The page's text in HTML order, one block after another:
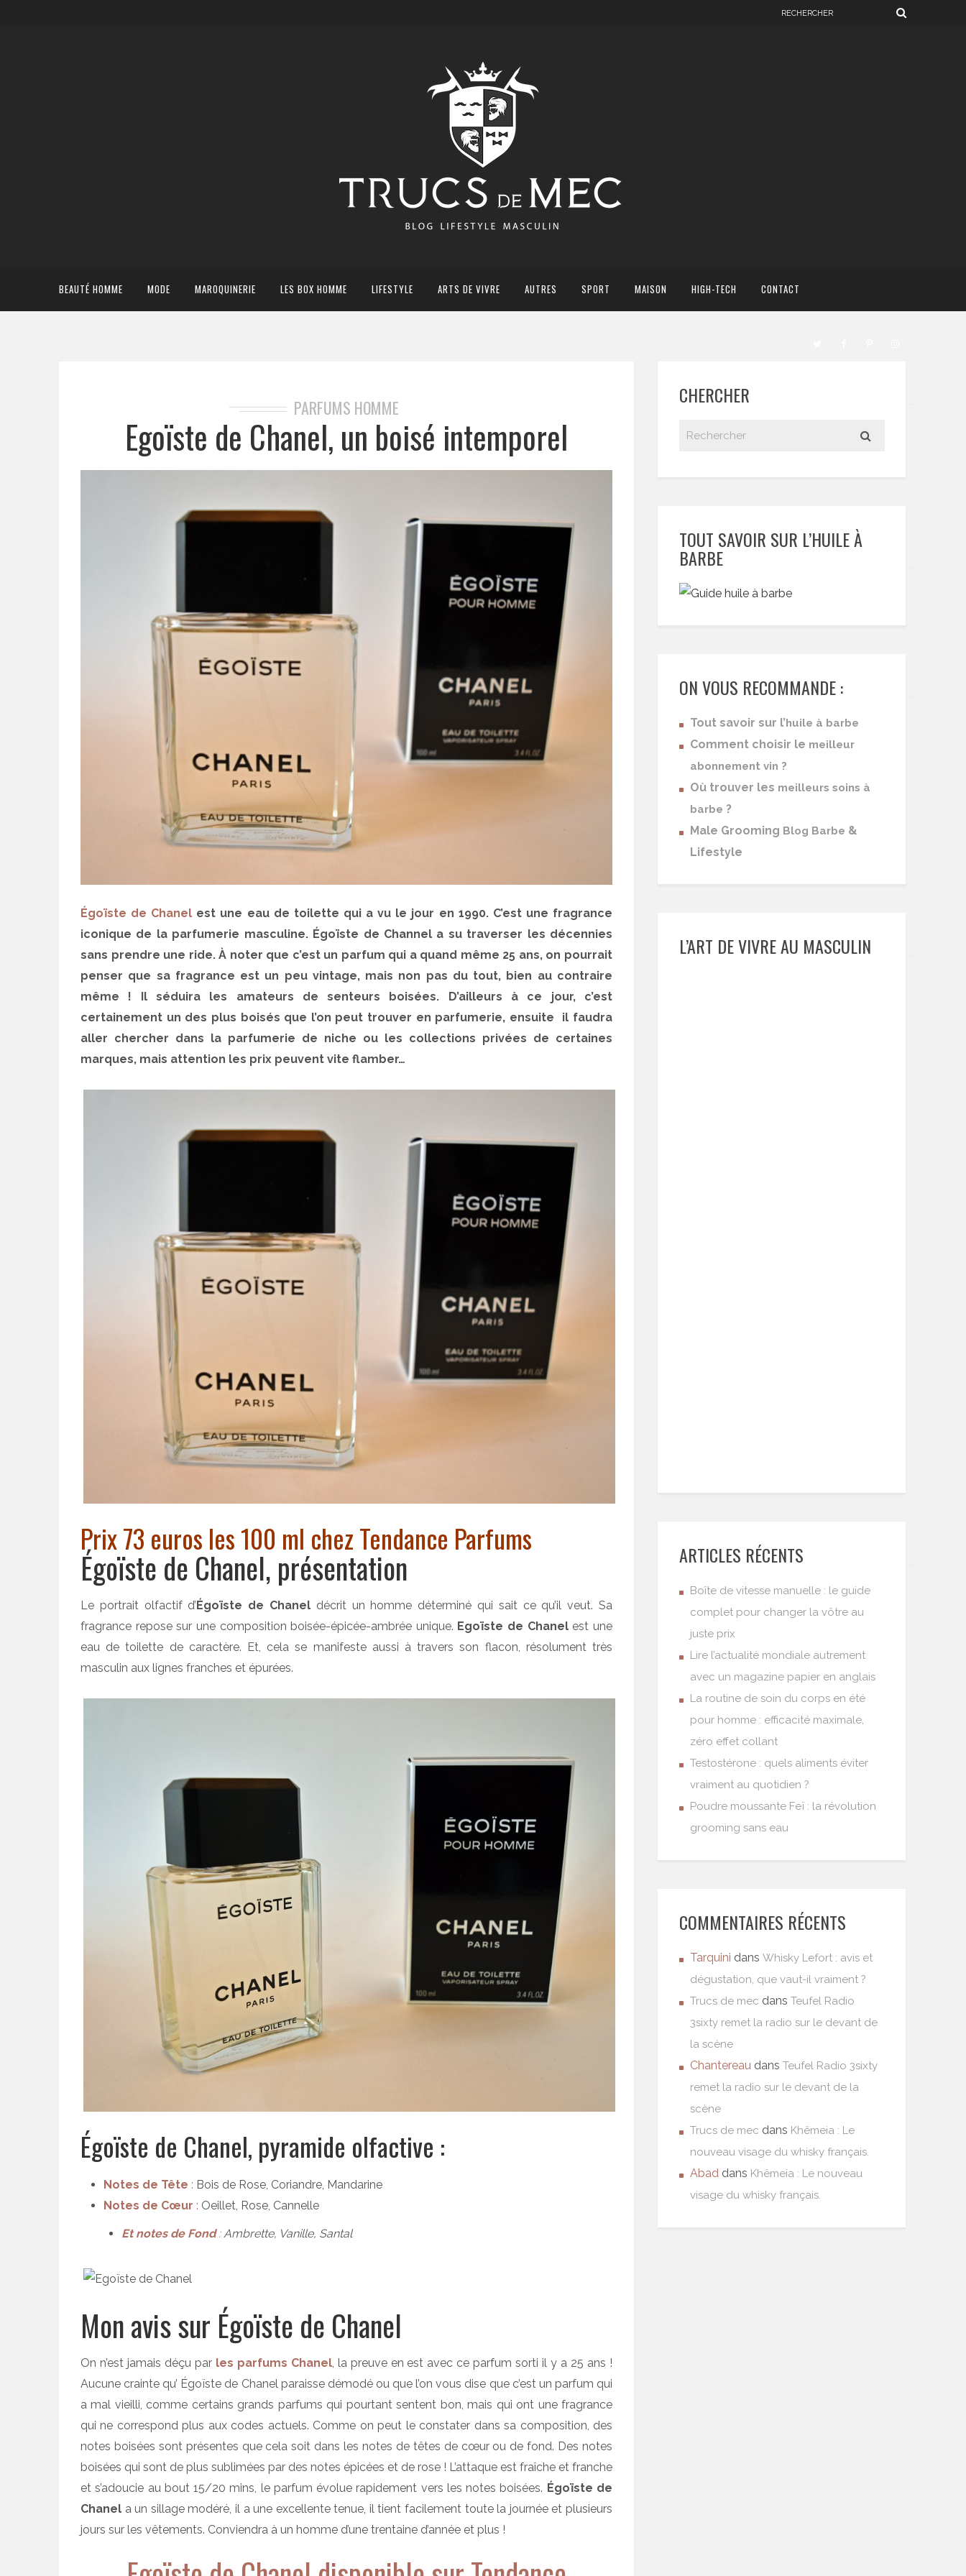
BEAUTÉ HOMME MODE MAROQUINERIE LES BOX HOMME LIFESTYLE ARTS DE VIVRE AUTRES SPORT MAISON HIGH-TECH CONTACT
PARFUMS HOMME
Egoïste de Chanel, un boisé intemporel
Égoïste de Chanel est une eau de toilette qui a vu le jour en 1990. C’est une fragrance
iconique de la parfumerie masculine. Égoïste de Channel a su traverser les décennies
sans prendre une ride. À noter que c’est un parfum qui a quand même 25 ans, on pourrait
penser que sa fragrance est un peu vintage, mais non pas du tout, bien au contraire
même ! Il séduira les amateurs de senteurs boisées. D’ailleurs à ce jour, c’est
certainement un des plus boisés que l’on peut trouver en parfumerie, ensuite il faudra
aller chercher dans la parfumerie de niche ou les collections privées de certaines
marques, mais attention les prix peuvent vite flamber…
Prix 73 euros les 100 ml chez Tendance Parfums
Égoïste de Chanel, présentation
Le portrait olfactif d’ Égoïste de Chanel décrit un homme déterminé qui sait ce qu’il veut. Sa
fragrance repose sur une composition boisée-épicée-ambrée unique. Egoïste de Chanelest une
eau de toilette de caractère. Et, cela se manifeste aussi à travers son flacon, résolument très
masculin aux lignes franches et épurées.
Égoïste de Chanel, pyramide olfactive :
Notes de Tête : Bois de Rose, Coriandre, Mandarine
Notes de Cœur : Oeillet, Rose, Cannelle
Et notes de Fond:Ambrette, Vanille, Santal
Mon avis sur Égoïste de Chanel
On n’est jamais déçu par les parfums Chanel, la preuve en est avec ce parfum sorti il y a 25 ans !
Aucune crainte qu’ Égoïste de Chanel paraisse démodé ou que l’on vous dise que c’est un parfum qui
a mal vieilli, comme certains grands parfums qui pourtant sentent bon, mais qui ont une fragrance
qui ne correspond plus aux codes actuels. Comme on peut le constater dans sa composition, des
notes boisées sont présentes que cela soit dans les notes de têtes de cœur ou de fond. Des notes
boisées qui sont de plus sublimées par des notes épicées et de rose ! L’attaque est fraîche et franche
et s’adoucie au bout 15/20 mins, le parfum évolue rapidement vers les notes boisées. Égoïste de
Chanel a un sillage modéré, il a une excellente tenue, il tient facilement toute la journée et plusieurs
jours sur les vêtements. Conviendra à un homme d’une trentaine d’année et plus !
CHERCHER
TOUT SAVOIR SUR L’HUILE À
BARBE
ON VOUS RECOMMANDE :
Tout savoir sur l’huile à barbe
Comment choisir le meilleur
abonnement vin ?
Où trouver les meilleurs soins à
barbe ?
Male Grooming Blog Barbe &
Lifestyle
L’ART DE VIVRE AU MASCULIN
ARTICLES RÉCENTS
Boîte de vitesse manuelle : le guide
complet pour changer la vôtre au
juste prix
Lire l’actualité mondiale autrement
avec un magazine papier en anglais
La routine de soin du corps en été
pour homme : efficacité maximale,
zéro effet collant
Testostérone : quels aliments éviter
vraiment au quotidien ?
Poudre moussante Feï : la révolution
grooming sans eau
COMMENTAIRES RÉCENTS
Tarquini dans Whisky Lefort : avis et
dégustation, que vaut-il vraiment ?
Trucs de mec dans Teufel Radio
3sixty remet la radio sur le devant de
la scène
Chantereau dans Teufel Radio 3sixty
remet la radio sur le devant de la
scène
Trucs de mec dans Khêmeia : Le
nouveau visage du whisky français.
Abad dans Khêmeia : Le nouveau
visage du whisky français.